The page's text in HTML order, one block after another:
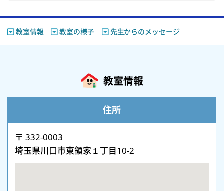
教室情報 教室の様子 先生からのメッセージ
教室情報
住所
〒 332-0003
埼玉県川口市東領家１丁目10-2